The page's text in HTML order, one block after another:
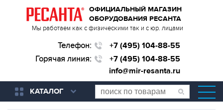
ОФИЦИАЛЬНЫЙ МАГАЗИН
ОБОРУДОВАНИЯ РЕСАНТА
Мы работаем как с физическими так и с юр. лицами
Телефон:
+7 (495) 104-88-55
Горячая линия:
+7 (495) 104-88-55
info@mir-resanta.ru
КАТАЛОГ